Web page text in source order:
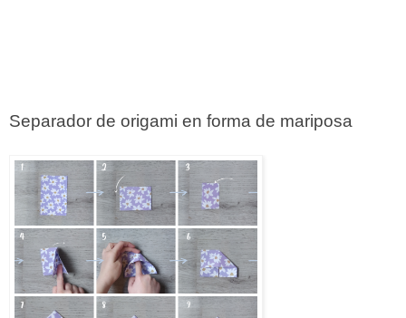
Separador de origami en forma de mariposa